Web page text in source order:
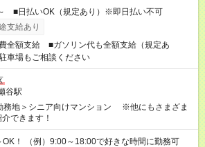
■日払いOK（規定あり）※即日払い不可
支給あり
全額支給 ■ガソリン代も全額支給（規定あ
車場もご相談ください
谷駅
務地＞シニア向けマンション ※他にもさまざま
できます！
！ （例）9:00～18:00で好きな時間に勤務可